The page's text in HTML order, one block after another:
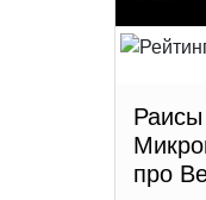
про